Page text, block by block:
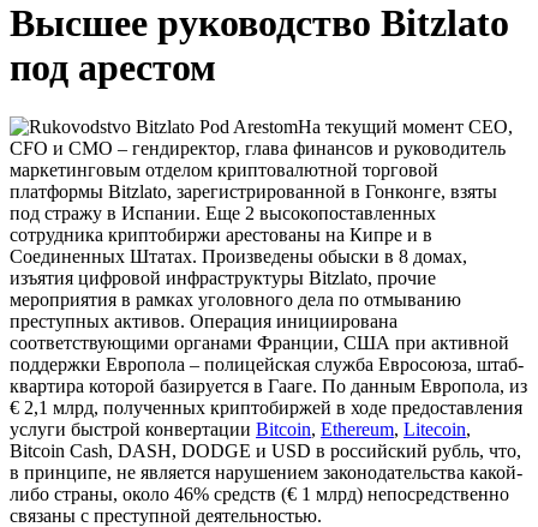
Высшее руководство Bitzlato
под арестом
На текущий момент CEO,
CFO и CMO – гендиректор, глава финансов и руководитель
маркетинговым отделом криптовалютной торговой
платформы Bitzlato, зарегистрированной в Гонконге, взяты
под стражу в Испании. Еще 2 высокопоставленных
сотрудника криптобиржи арестованы на Кипре и в
Соединенных Штатах. Произведены обыски в 8 домах,
изъятия цифровой инфраструктуры Bitzlato, прочие
мероприятия в рамках уголовного дела по отмыванию
преступных активов. Операция инициирована
соответствующими органами Франции, США при активной
поддержки Европола – полицейская служба Евросоюза, штаб-
квартира которой базируется в Гааге. По данным Европола, из
€ 2,1 млрд, полученных криптобиржей в ходе предоставления
услуги быстрой конвертации Bitcoin, Ethereum, Litecoin,
Bitcoin Cash, DASH, DODGE и USD в российский рубль, что,
в принципе, не является нарушением законодательства какой-
либо страны, около 46% средств (€ 1 млрд) непосредственно
связаны с преступной деятельностью.